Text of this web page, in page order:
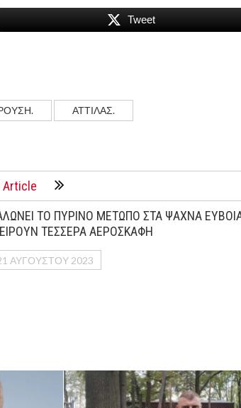
Tweet
ΑΤΤΙΛΑΣ.
Article
ΤΟ ΠΥΡΙΝΟ ΜΕΤΩΠΟ ΣΤΑ ΨΑΧΝΑ
ΤΕΣΣΕΡΑ ΑΕΡΟΣΚΑΦΗ
ΑΥΓΟΎΣΤΟΥ 2023